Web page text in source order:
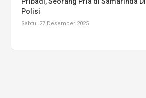
Polisi
Sabtu, 27 Desember 2025